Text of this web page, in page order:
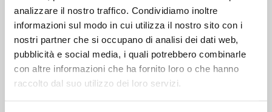
analizzare il nostro traffico. Condividiamo inoltre
informazioni sul modo in cui utilizza il nostro sito con i
nostri partner che si occupano di analisi dei dati web,
pubblicità e social media, i quali potrebbero combinarle
con altre informazioni che ha fornito loro o che hanno
raccolto dal suo utilizzo dei loro servizi.